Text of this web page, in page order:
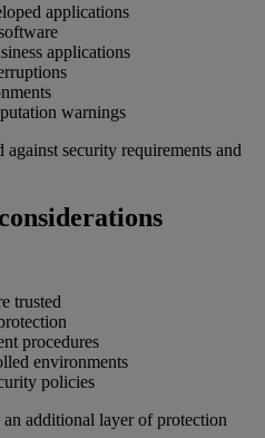
applications
applications
warnings
security requirements and
trusted
procedures
environments
policies
additional layer of protection